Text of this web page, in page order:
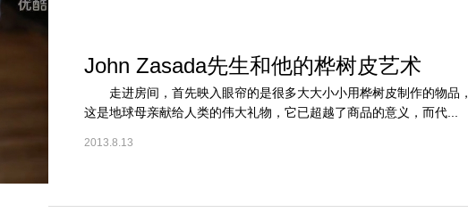
John Zasada先生和他的桦树皮艺术
走进房间，首先映入眼帘的是很多大大小小用桦树皮制作的物品，
这是地球母亲献给人类的伟大礼物，它已超越了商品的意义，而代...
2013.8.13